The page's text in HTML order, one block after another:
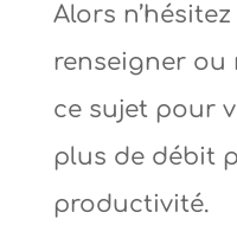
Alors
renseigner
ce sujet pour
plus de débit
productivité.